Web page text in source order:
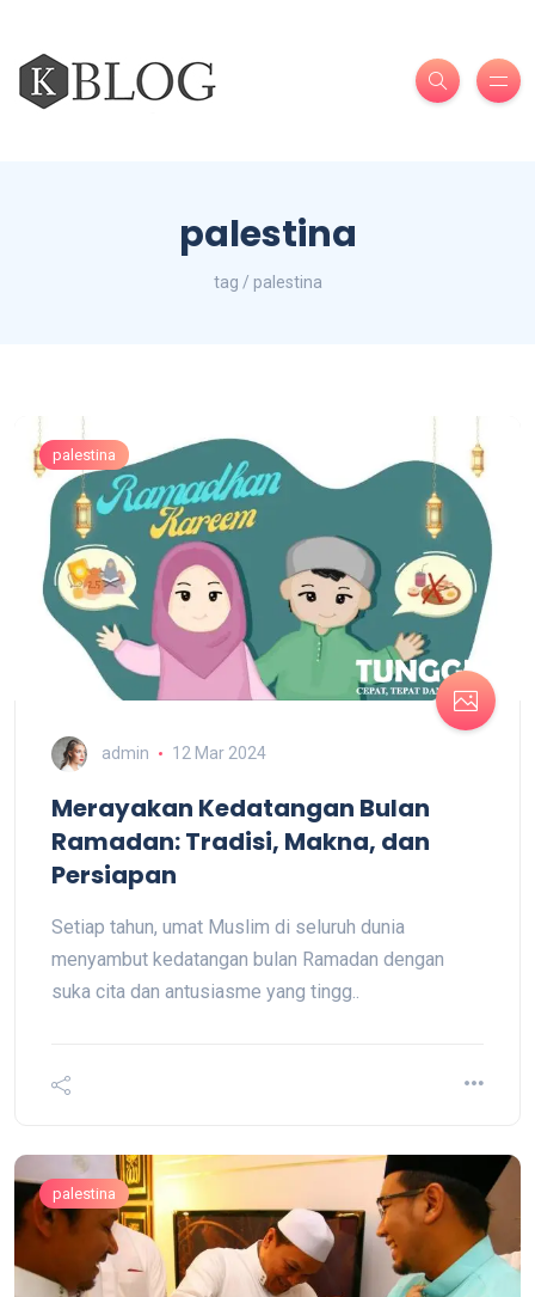
palestina
tag / palestina
palestina
admin 12 Mar 2024
Merayakan Kedatangan Bulan
Ramadan: Tradisi, Makna, dan
Persiapan
Setiap tahun, umat Muslim di seluruh dunia
menyambut kedatangan bulan Ramadan dengan
suka cita dan antusiasme yang tingg..
palestina